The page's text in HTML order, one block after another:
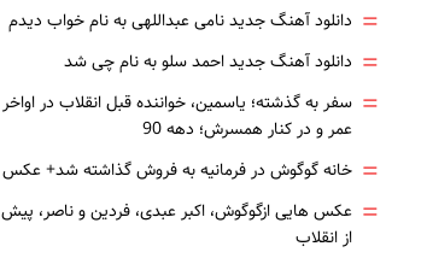
= دانلود آهنگ جدید نامی عبداللهی به نام خواب دیدم
= دانلود آهنگ جدید احمد سلو به نام چی شد
= سفر به گذشته؛ یاسمین، خواننده قبل انقلاب در اواخر
عمر و در کنار همسرش؛ دهه 90
= خانه گوگوش در فرمانیه به فروش گذاشته شد+ عکس
= عکس هایی ازگوگوش، اکبر عبدی، فردین و ناصر، پیش
از انقلاب